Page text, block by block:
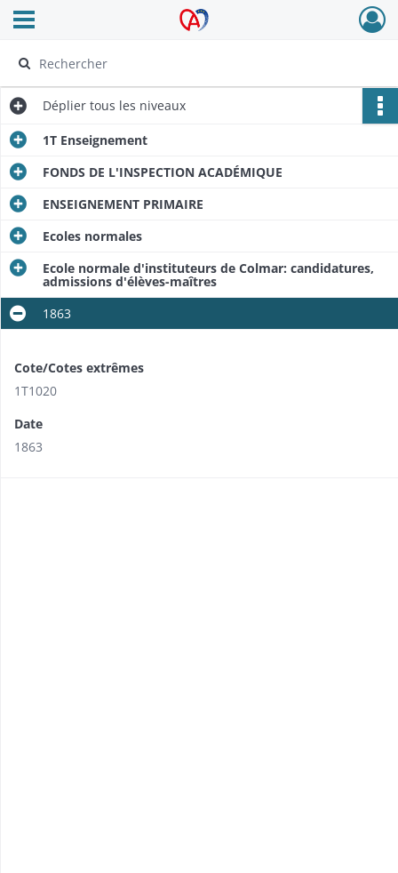
Archives Alsace - Colmar
Ouvrir le menu déroulant
Déplier tous les niveaux
1T Enseignement
FONDS DE L'INSPECTION ACADÉMIQUE
ENSEIGNEMENT PRIMAIRE
Ecoles normales
Ecole normale d'instituteurs de Colmar: candidatures,
admissions d'élèves-maîtres
1863
Cote/Cotes extrêmes
1T1020
Date
1863